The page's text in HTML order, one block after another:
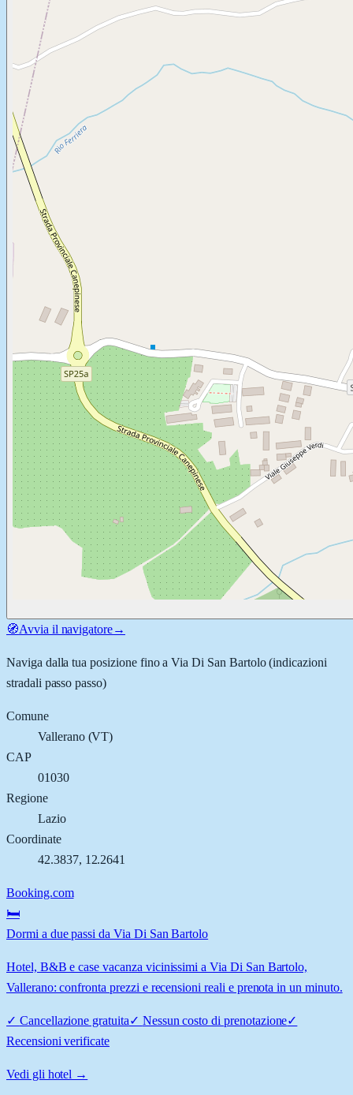
🧭Avvia il navigatore→
Naviga dalla tua posizione fino aVia Di San Bartolo(indicazioni
stradali passo passo)
Comune
Vallerano(VT)
CAP
01030
Regione
Lazio
Coordinate
42.3837, 12.2641
Booking.com
🛏️
Dormi a due passi da Via Di San Bartolo
Hotel, B&B e case vacanza vicinissimi a Via Di San Bartolo,
Vallerano: confronta prezzi e recensioni reali e prenota in un minuto.
✓ Cancellazione gratuita✓ Nessun costo di prenotazione✓
Recensioni verificate
Vedi gli hotel →